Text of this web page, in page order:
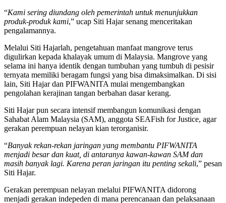
“Kami sering diundang oleh pemerintah untuk menunjukkan
produk-produk kami,” ucap Siti Hajar senang menceritakan
pengalamannya.
Melalui Siti Hajarlah, pengetahuan manfaat mangrove terus
digulirkan kepada khalayak umum di Malaysia. Mangrove yang
selama ini hanya identik dengan tumbuhan yang tumbuh di pesisir
ternyata memiliki beragam fungsi yang bisa dimaksimalkan. Di sisi
lain, Siti Hajar dan PIFWANITA mulai mengembangkan
pengolahan kerajinan tangan berbahan dasar kerang.
Siti Hajar pun secara intensif membangun komunikasi dengan
Sahabat Alam Malaysia (SAM), anggota SEAFish for Justice, agar
gerakan perempuan nelayan kian terorganisir.
“Banyak rekan-rekan jaringan yang membantu PIFWANITA
menjadi besar dan kuat, di antaranya kawan-kawan SAM dan
masih banyak lagi. Karena peran jaringan itu penting sekali,” pesan
Siti Hajar.
Gerakan perempuan nelayan melalui PIFWANITA didorong
menjadi gerakan indepeden di mana perencanaan dan pelaksanaan